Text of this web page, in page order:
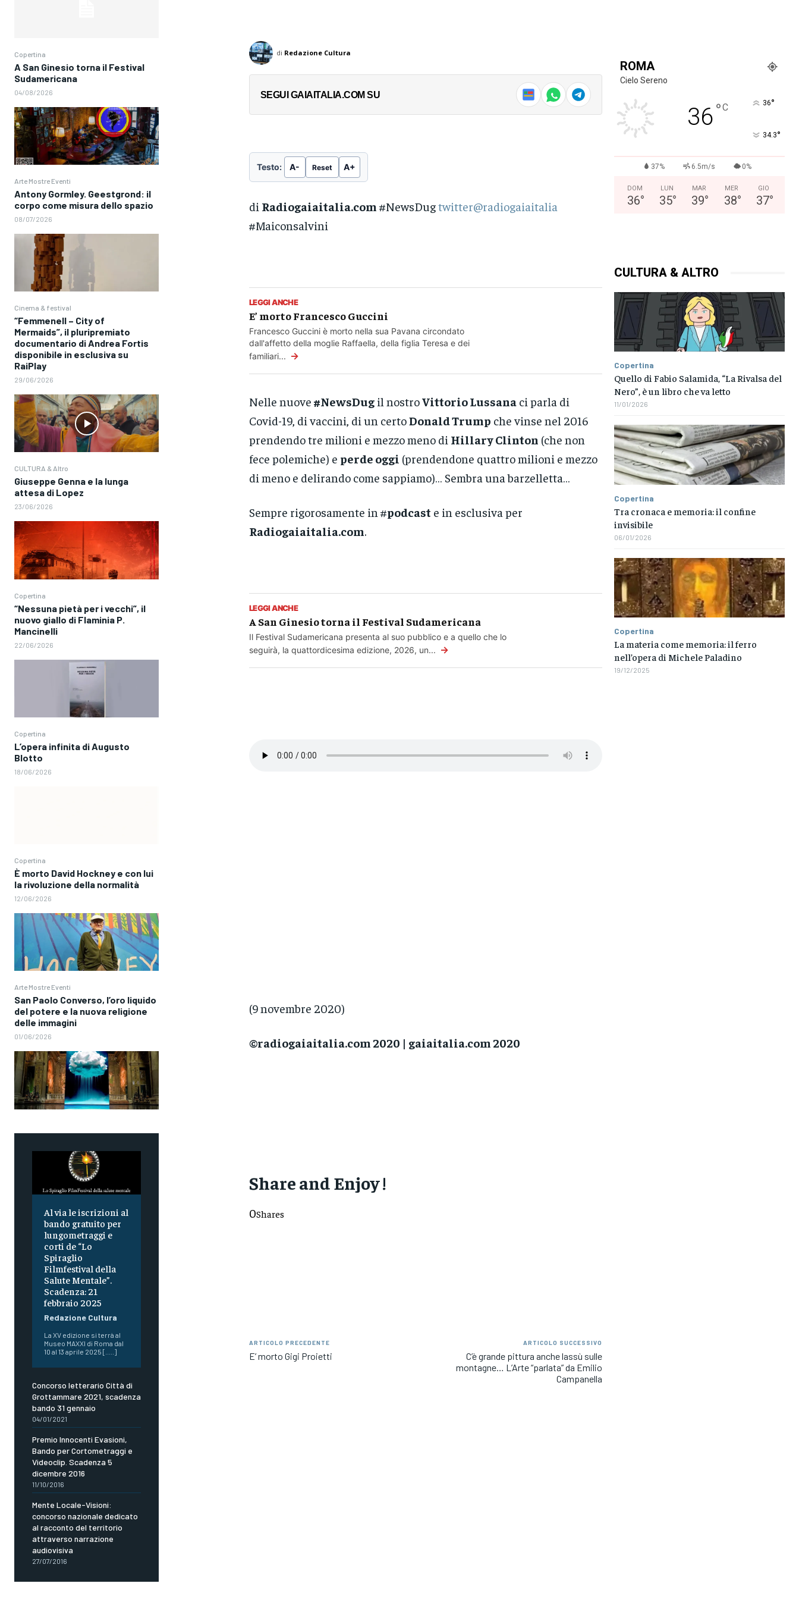
Copertina
A San Ginesio torna il Festival
Sudamericana
04/08/2026
Arte Mostre Eventi
Antony Gormley. Geestgrond: il
corpo come misura dello spazio
08/07/2026
Cinema & festival
“Femmenell – City of
Mermaids”, il pluripremiato
documentario di Andrea Fortis
disponibile in esclusiva su
RaiPlay
29/06/2026
CULTURA & Altro
Giuseppe Genna e la lunga
attesa di Lopez
23/06/2026
Copertina
“Nessuna pietà per i vecchi”, il
nuovo giallo di Flaminia P.
Mancinelli
22/06/2026
Copertina
L’opera infinita di Augusto
Blotto
18/06/2026
Copertina
È morto David Hockney e con lui
la rivoluzione della normalità
12/06/2026
Arte Mostre Eventi
San Paolo Converso, l’oro liquido
del potere e la nuova religione
delle immagini
01/06/2026
Al via le iscrizioni al
bando gratuito per
lungometraggi e
corti de “Lo
Spiraglio
Filmfestival della
Salute Mentale”.
Scadenza: 21
febbraio 2025
Redazione Cultura
La XV edizione si terrà al
Museo MAXXI di Roma dal
10 al 13 aprile 2025 [.....]
Concorso letterario Città di
Grottammare 2021, scadenza
bando 31 gennaio
04/01/2021
Premio Innocenti Evasioni,
Bando per Cortometraggi e
Videoclip. Scadenza 5
dicembre 2016
11/10/2016
Mente Locale-Visioni:
concorso nazionale dedicato
al racconto del territorio
attraverso narrazione
audiovisiva
27/07/2016
di Redazione Cultura
SEGUI GAIAITALIA.COM SU
Testo: A- Reset A+
di Radiogaiaitalia.com #NewsDugtwitter@radiogaiaitalia
#Maiconsalvini
LEGGI ANCHE
E’ morto Francesco Guccini
Francesco Guccini è morto nella sua Pavana circondato
dall'affetto della moglie Raffaella, della figlia Teresa e dei
familiari... →
Nelle nuove #NewsDugil nostroVittorio Lussanaci parla di
Covid-19, di vaccini, di un certoDonald Trump che vinse nel 2016
prendendo tre milioni e mezzo meno di Hillary Clinton (che non
fece polemiche) e perde oggi (prendendone quattro milioni e mezzo
di meno e delirando come sappiamo)… Sembra una barzelletta…
Sempre rigorosamente in #podcast e in esclusiva per
Radiogaiaitalia.com.
LEGGI ANCHE
A San Ginesio torna il Festival Sudamericana
Il Festival Sudamericana presenta al suo pubblico e a quello che lo
seguirà, la quattordicesima edizione, 2026, un... →
(9 novembre 2020)
©radiogaiaitalia.com 2020 | gaiaitalia.com 2020
Share and Enjoy !
0Shares
ARTICOLO PRECEDENTE
E’ morto Gigi Proietti
ARTICOLO SUCCESSIVO
C’è grande pittura anche lassù sulle
montagne… L’Arte “parlata” da Emilio
Campanella
ROMA
Cielo Sereno
36°C 36°
34.3°
37% 6.5m/s 0%
DOM
36°
LUN
35°
MAR
39°
MER
38°
GIO
37°
CULTURA & ALTRO
Copertina
Quello di Fabio Salamida, “La Rivalsa del
Nero”, è un libro che va letto
11/01/2026
Copertina
Tra cronaca e memoria: il confine
invisibile
06/01/2026
Copertina
La materia come memoria: il ferro
nell’opera di Michele Paladino
19/12/2025